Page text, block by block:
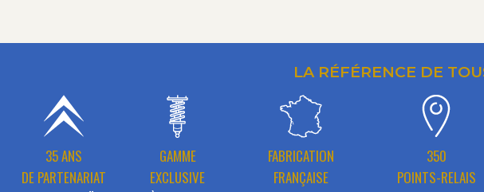
LA RÉFÉRENCE DE
35 ANS
DE PARTENARIAT
GAMME
EXCLUSIVE
FABRICATION
FRANÇAISE
350
POINTS-RELAIS